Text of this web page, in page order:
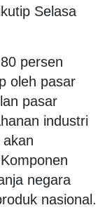
Selasa
persen
oleh pasar
pasar
industri
negara
nasional.